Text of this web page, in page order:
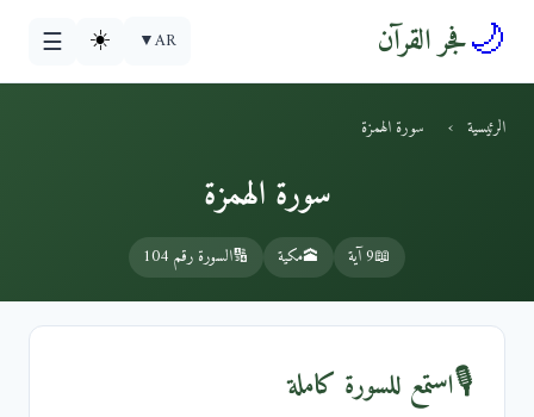
🌙فجر القرآن AR
▼
☀️
☰
الرئيسية › سورة الهمزة
سورة الهمزة
📖9 آية 🕋مكية 🔢السورة رقم 104
🎙️استمع للسورة كاملة